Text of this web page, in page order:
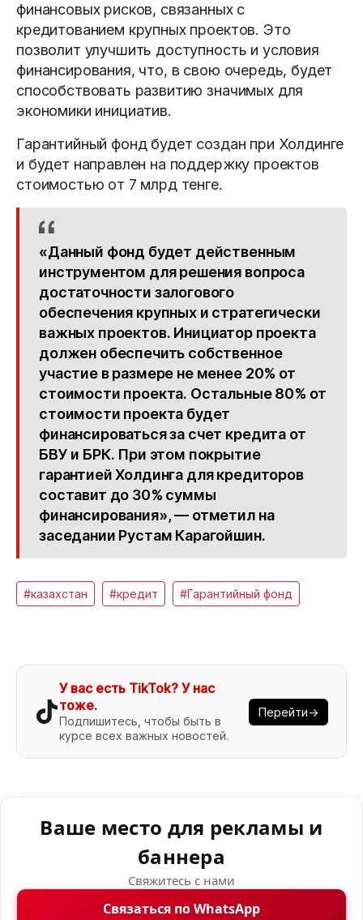
финансовых рисков, связанных с
кредитованием крупных проектов. Это
позволит улучшить доступность и условия
финансирования, что, в свою очередь, будет
способствовать развитию значимых для
экономики инициатив.
Гарантийный фонд будет создан при Холдинге
и будет направлен на поддержку проектов
стоимостью от 7 млрд тенге.
«Данный фонд будет действенным
инструментом для решения вопроса
достаточности залогового
обеспечения крупных и стратегически
важных проектов. Инициатор проекта
должен обеспечить собственное
участие в размере не менее 20% от
стоимости проекта. Остальные 80% от
стоимости проекта будет
финансироваться за счет кредита от
БВУ и БРК. При этом покрытие
гарантией Холдинга для кредиторов
составит до 30% суммы
финансирования», — отметил на
заседании Рустам Карагойшин.
#казахстан #кредит #Гарантийный фонд
У вас есть TikTok? У нас
тоже.
Подпишитесь, чтобы быть в
курсе всех важных новостей.
Перейти→
Ваше место для рекламы и
баннера
Свяжитесь с нами
Связаться по WhatsApp